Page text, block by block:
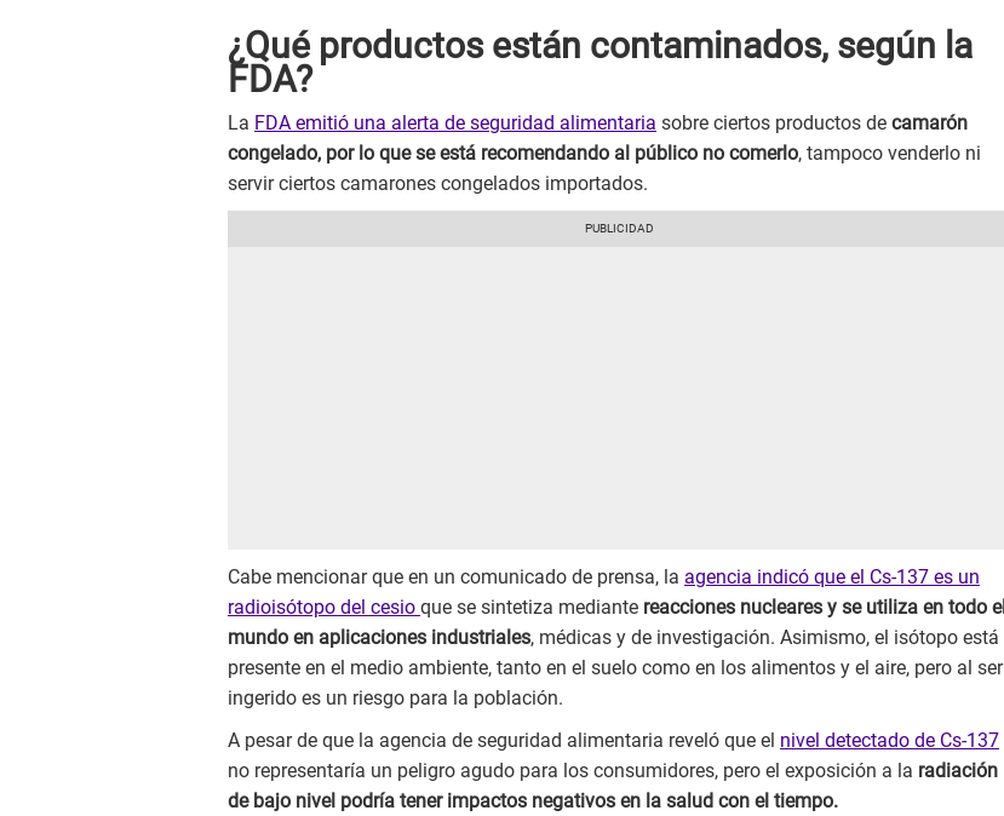
¿Qué productos están contaminados, según la
FDA?
La FDA emitió una alerta de seguridad alimentaria sobre ciertos productos de camarón
congelado, por lo que se está recomendando al público no comerlo, tampoco venderlo ni
servir ciertos camarones congelados importados.
Cabe mencionar que en un comunicado de prensa, la agencia indicó que el Cs-137 es un
radioisótopo del cesio que se sintetiza mediante reacciones nucleares y se utiliza en todo el
mundo en aplicaciones industriales, médicas y de investigación. Asimismo, el isótopo está
presente en el medio ambiente, tanto en el suelo como en los alimentos y el aire, pero al ser
ingerido es un riesgo para la población.
A pesar de que la agencia de seguridad alimentaria reveló que el nivel detectado de Cs-137
no representaría un peligro agudo para los consumidores, pero el exposición a la radiación
de bajo nivel podría tener impactos negativos en la salud con el tiempo.